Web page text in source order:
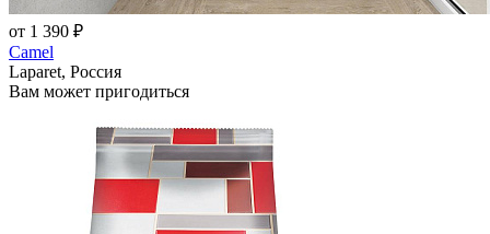
от 1 390 ₽
Camel
Laparet, Россия
Вам может пригодиться